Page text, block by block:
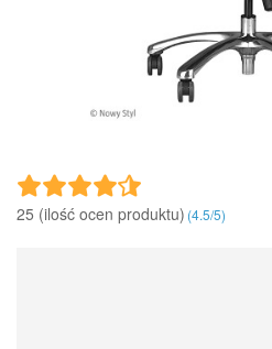
25 (ilość ocen produktu)‎(4.5/5)